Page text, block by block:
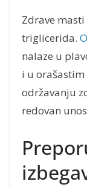
Zdrave
triglicerida.
nalaze u
i u
održavanju
redovan